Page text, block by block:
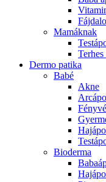
Mamáknak
Dermo patika
Babé
Akne
Bioderma